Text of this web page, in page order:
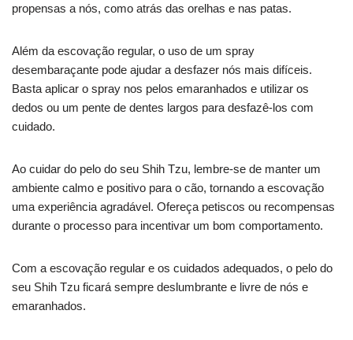
propensas a nós, como atrás das orelhas e nas patas.
Além da escovação regular, o uso de um spray
desembaraçante pode ajudar a desfazer nós mais difíceis.
Basta aplicar o spray nos pelos emaranhados e utilizar os
dedos ou um pente de dentes largos para desfazê-los com
cuidado.
Ao cuidar do pelo do seu Shih Tzu, lembre-se de manter um
ambiente calmo e positivo para o cão, tornando a escovação
uma experiência agradável. Ofereça petiscos ou recompensas
durante o processo para incentivar um bom comportamento.
Com a escovação regular e os cuidados adequados, o pelo do
seu Shih Tzu ficará sempre deslumbrante e livre de nós e
emaranhados.